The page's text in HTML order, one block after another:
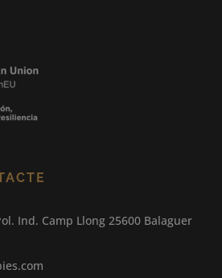
Ind. Camp Llong 25600 Balaguer